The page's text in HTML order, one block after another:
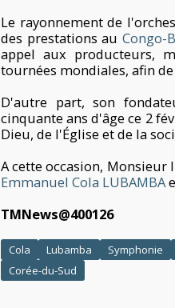
Le rayonnement de
des prestations auCongo-
appel aux producteurs,
tournées mondiales, afin
D'autre part, son
cinquante ans d'âge ce 2
Dieu, de l'Église et de la
A cette occasion, Monsieur
Emmanuel Cola LUBAMBA
TMNews@400126
Cola Lubamba Symphonie
Corée-du-Sud